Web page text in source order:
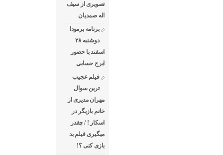
تصویری از سیف
اله صمدیان
برنامه برمودا
دوشنبه ۲۸
اسفند با حضور
ایرج حسابی
فیلم عجیب
ترین سوال
مهران مدیری از
خانم بازیگر در
اسکار ! / چقدر
میگیری فیلم بد
بازی کنی ؟!